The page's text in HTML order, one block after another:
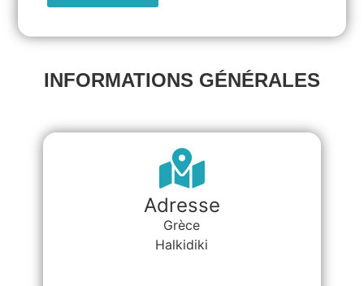
INFORMATIONS GÉNÉRALES
Adresse
Grèce
Halkidiki